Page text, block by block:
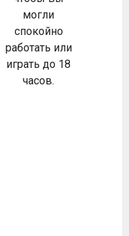
могли
спокойно
работать или
играть до 18
часов.